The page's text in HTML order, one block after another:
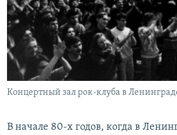
Концертный зал рок-клуба в
В начале 80-х годов, когда в